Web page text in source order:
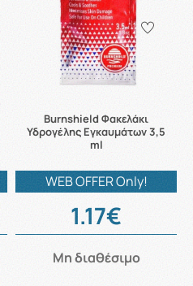
Burnshield Φακελάκι
Υδρογέλης Εγκαυμάτων 3,5
ml
WEB OFFER Only!
1.17€
Μη διαθέσιμο